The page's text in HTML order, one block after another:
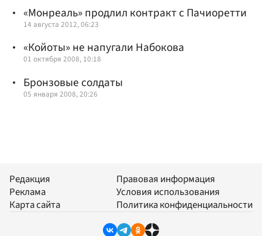
«Монреаль» продлил контракт с Пачиоретти
14 августа 2012, 06:23
«Койоты» не напугали Набокова
01 октября 2008, 10:18
Бронзовые солдаты
05 января 2008, 20:26
Редакция
Реклама
Карта сайта
Правовая информация
Условия использования
Политика конфиденциальности